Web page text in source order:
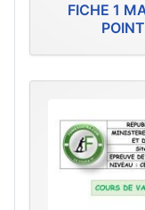
FICHE 1